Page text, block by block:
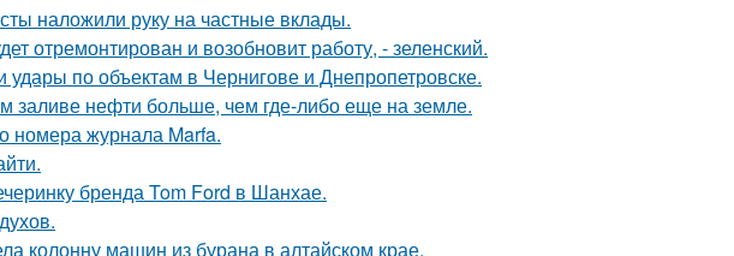
наложили руку на частные вклады.
отремонтирован и возобновит работу, - зеленский.
по объектам в Чернигове и Днепропетровске.
заливе нефти больше, чем где-либо еще на земле.
номера журнала Marfa.
бренда Tom Ford в Шанхае.
колонну машин из бурана в алтайском крае.